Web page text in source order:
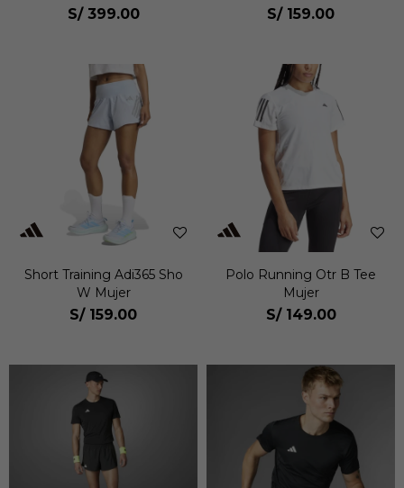
S/ 399.00 S/ 159.00
Short Training Adi365 Sho
W Mujer
S/ 159.00
Polo Running Otr B Tee
Mujer
S/ 149.00